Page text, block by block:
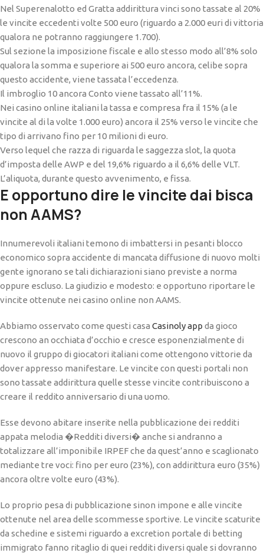
Nel Superenalotto ed Gratta addirittura vinci sono tassate al 20%
le vincite eccedenti volte 500 euro (riguardo a 2.000 euri di vittoria
qualora ne potranno raggiungere 1.700).
Sul sezione la imposizione fiscale e allo stesso modo all’8% solo
qualora la somma e superiore ai 500 euro ancora, celibe sopra
questo accidente, viene tassata l’eccedenza.
Il imbroglio 10 ancora Conto viene tassato all’11%.
Nei casino online italiani la tassa e compresa fra il 15% (a le
vincite al di la volte 1.000 euro) ancora il 25% verso le vincite che
tipo di arrivano fino per 10 milioni di euro.
Verso lequel che razza di riguarda le saggezza slot, la quota
d’imposta delle AWP e del 19,6% riguardo a il 6,6% delle VLT.
L’aliquota, durante questo avvenimento, e fissa.
E opportuno dire le vincite dai bisca
non AAMS?
Innumerevoli italiani temono di imbattersi in pesanti blocco
economico sopra accidente di mancata diffusione di nuovo molti
gente ignorano se tali dichiarazioni siano previste a norma
oppure escluso. La giudizio e modesto: e opportuno riportare le
vincite ottenute nei casino online non AAMS.
Abbiamo osservato come questi casa Casinoly app da gioco
crescono an occhiata d’occhio e cresce esponenzialmente di
nuovo il gruppo di giocatori italiani come ottengono vittorie da
dover appresso manifestare. Le vincite con questi portali non
sono tassate addirittura quelle stesse vincite contribuiscono a
creare il reddito anniversario di una uomo.
Esse devono abitare inserite nella pubblicazione dei redditi
appata melodia �Redditi diversi� anche si andranno a
totalizzare all’imponibile IRPEF che da quest’anno e scaglionato
mediante tre voci: fino per euro (23%), con addirittura euro (35%)
ancora oltre volte euro (43%).
Lo proprio pesa di pubblicazione sinon impone e alle vincite
ottenute nel area delle scommesse sportive. Le vincite scaturite
da schedine e sistemi riguardo a excretion portale di betting
immigrato fanno ritaglio di quei redditi diversi quale si dovranno